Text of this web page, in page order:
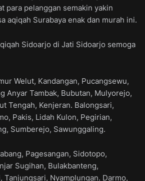
para pelanggan semakin yakin
aqiqah Surabaya enak dan murah ini.
Sidoarjo di Jati Sidoarjo semoga
Welut, Kandangan, Pucangsewu,
Anyar Tambak, Bubutan, Mulyorejo,
Tengah, Kenjeran. Balongsari,
Pakis, Lidah Kulon, Pegirian,
Sumberejo, Sawunggaling.
Pagesangan, Sidotopo,
Sugihan, Bulakbanteng,
Tanjungsari, Nyamplungan. Darmo,